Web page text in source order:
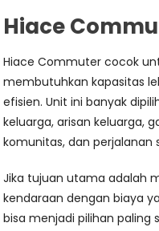
Hiace
Hiace Commuter cocok
membutuhkan kapasitas
efisien. Unit ini banyak
keluarga, arisan keluarga,
komunitas, dan perjalanan
Jika tujuan utama adalah
kendaraan dengan biaya
bisa menjadi pilihan paling